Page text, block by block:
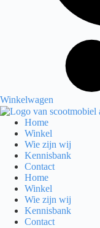
Winkelwagen
Home
Winkel
Wie zijn wij
Kennisbank
Contact
Home
Winkel
Wie zijn wij
Kennisbank
Contact